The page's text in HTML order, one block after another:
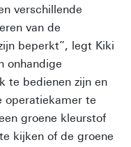
verschillende
van de
beperkt”, legt Kiki
onhandige
te bedienen zijn en
operatiekamer te
groene kleurstof
kijken of de groene